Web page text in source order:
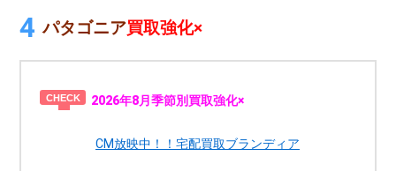
パタゴニア買取強化×
2026年8月季節別買取強化×
CM放映中！！宅配買取ブランディア